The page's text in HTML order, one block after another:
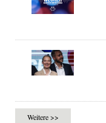
Weitere >>